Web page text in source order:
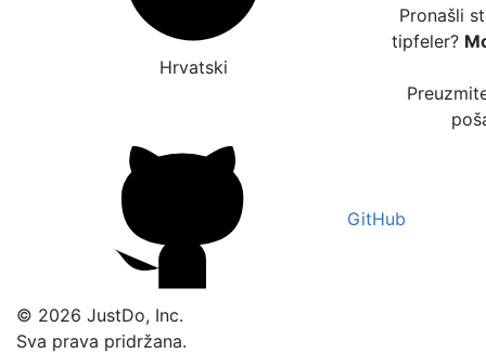
Hrvatski
Pronašli
tipfeler?
GitHub
© 2026 JustDo, Inc.
Sva prava pridržana.